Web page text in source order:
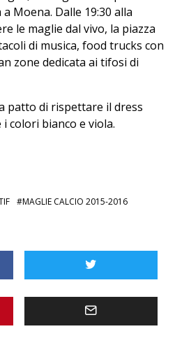
Moena. Dalle 19:30 alla
le maglie dal vivo, la piazza
di musica, food trucks con
zone dedicata ai tifosi di
patto di rispettare il dress
colori bianco e viola.
MAGLIE CALCIO 2015-2016